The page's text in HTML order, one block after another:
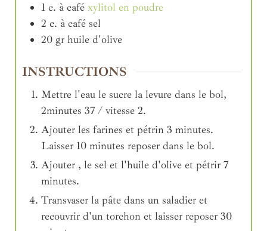
1 c. à café xylitol en poudre
2 c. à café sel
20 gr huile d'olive
INSTRUCTIONS
Mettre l'eau le sucre la levure dans le bol,
2minutes 37 / vitesse 2.
Ajouter les farines et pétrin 3 minutes.
Laisser 10 minutes reposer dans le bol.
Ajouter , le sel et l'huile d'olive et pétrir 7
minutes.
Transvaser la pâte dans un saladier et
recouvrir d'un torchon et laisser reposer 30